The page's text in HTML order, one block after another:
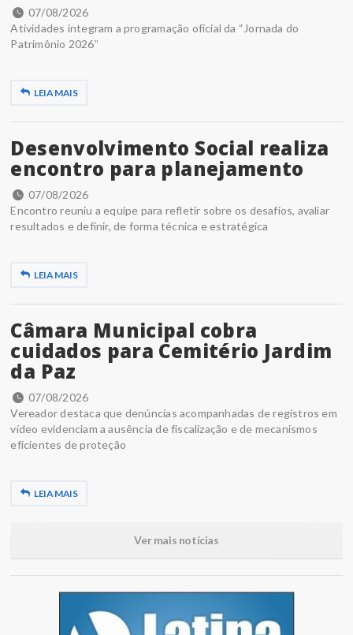
07/08/2026
Atividades integram a programação oficial da “Jornada do
Patrimônio 2026”
LEIA MAIS
Desenvolvimento Social realiza
encontro para planejamento
07/08/2026
Encontro reuniu a equipe para refletir sobre os desafios, avaliar
resultados e definir, de forma técnica e estratégica
LEIA MAIS
Câmara Municipal cobra
cuidados para Cemitério Jardim
da Paz
07/08/2026
Vereador destaca que denúncias acompanhadas de registros em
vídeo evidenciam a ausência de fiscalização e de mecanismos
eficientes de proteção
LEIA MAIS
Ver mais notícias